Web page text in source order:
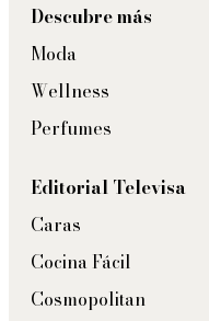
Descubre más
Moda
Wellness
Perfumes
Editorial Televisa
Caras
Cocina Fácil
Cosmopolitan